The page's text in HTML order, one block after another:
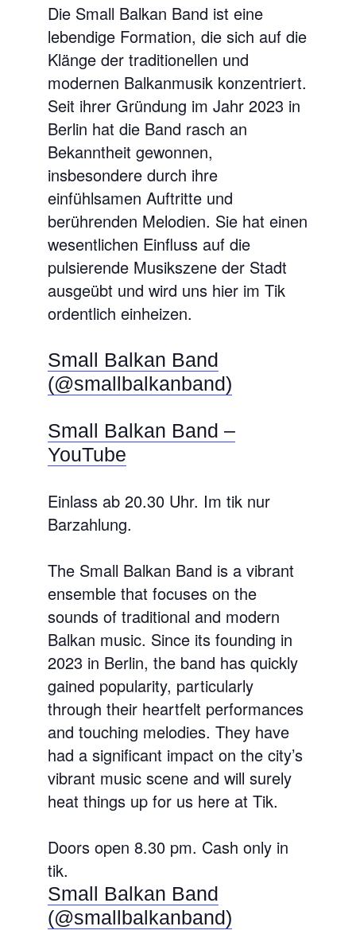
Die Small Balkan Band ist eine
lebendige Formation, die sich auf die
Klänge der traditionellen und
modernen Balkanmusik konzentriert.
Seit ihrer Gründung im Jahr 2023 in
Berlin hat die Band rasch an
Bekanntheit gewonnen,
insbesondere durch ihre
einfühlsamen Auftritte und
berührenden Melodien. Sie hat einen
wesentlichen Einfluss auf die
pulsierende Musikszene der Stadt
ausgeübt und wird uns hier im Tik
ordentlich einheizen.
Small Balkan Band
(@smallbalkanband)
Small Balkan Band –
YouTube
Einlass ab 20.30 Uhr. Im tik nur
Barzahlung.
The Small Balkan Band is a vibrant
ensemble that focuses on the
sounds of traditional and modern
Balkan music. Since its founding in
2023 in Berlin, the band has quickly
gained popularity, particularly
through their heartfelt performances
and touching melodies. They have
had a significant impact on the city’s
vibrant music scene and will surely
heat things up for us here at Tik.
Doors open 8.30 pm. Cash only in
tik.
Small Balkan Band
(@smallbalkanband)